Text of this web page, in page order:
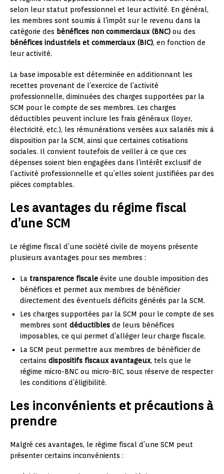
selon leur statut professionnel et leur activité. En général,
les membres sont soumis à l’impôt sur le revenu dans la
catégorie des bénéfices non commerciaux (BNC) ou des
bénéfices industriels et commerciaux (BIC), en fonction de
leur activité.
La base imposable est déterminée en additionnant les
recettes provenant de l’exercice de l’activité
professionnelle, diminuées des charges supportées par la
SCM pour le compte de ses membres. Les charges
déductibles peuvent inclure les frais généraux (loyer,
électricité, etc.), les rémunérations versées aux salariés mis à
disposition par la SCM, ainsi que certaines cotisations
sociales. Il convient toutefois de veiller à ce que ces
dépenses soient bien engagées dans l’intérêt exclusif de
l’activité professionnelle et qu’elles soient justifiées par des
pièces comptables.
Les avantages du régime fiscal
d’une SCM
Le régime fiscal d’une société civile de moyens présente
plusieurs avantages pour ses membres :
La transparence fiscale évite une double imposition des
bénéfices et permet aux membres de bénéficier
directement des éventuels déficits générés par la SCM.
Les charges supportées par la SCM pour le compte de ses
membres sont déductibles de leurs bénéfices
imposables, ce qui permet d’alléger leur charge fiscale.
La SCM peut permettre aux membres de bénéficier de
certains dispositifs fiscaux avantageux, tels que le
régime micro-BNC ou micro-BIC, sous réserve de respecter
les conditions d’éligibilité.
Les inconvénients et précautions à
prendre
Malgré ces avantages, le régime fiscal d’une SCM peut
présenter certains inconvénients :